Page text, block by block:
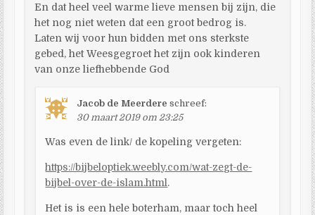
En dat heel veel warme lieve mensen bij zijn, die
het nog niet weten dat een groot bedrog is.
Laten wij voor hun bidden met ons sterkste
gebed, het Weesgegroet het zijn ook kinderen
van onze liefhebbende God
Jacob de Meerdere schreef:
30 maart 2019 om 23:25
Was even de link/ de kopeling vergeten:
https://bijbeloptiek.weebly.com/wat-zegt-de-
bijbel-over-de-islam.html.
Het is is een hele boterham, maar toch heel